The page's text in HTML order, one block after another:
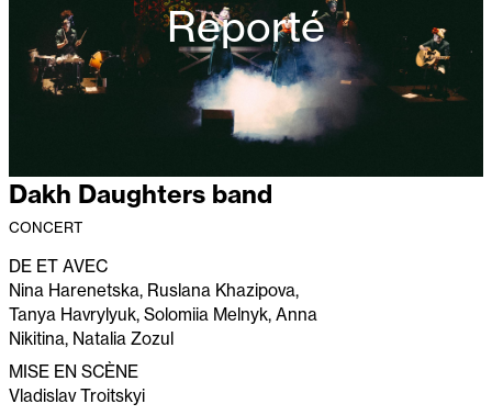
Reporté
Dakh Daughters band
CONCERT
DE ET AVEC
Nina Harenetska, Ruslana Khazipova,
Tanya Havrylyuk, Solomiia Melnyk, Anna
Nikitina, Natalia Zozul
MISE EN SCÈNE
Vladislav Troitskyi